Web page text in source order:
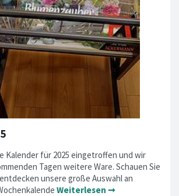
Kalender für 2025 eingetroffen und wir
Tagen weitere Ware. Schauen Sie
unsere große Auswahl an
Weiterlesen ➞